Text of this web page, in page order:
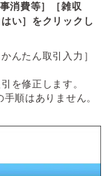
消費等］［雑収
い］をクリックし
んたん取引入力］
を修正します。
順はありません。